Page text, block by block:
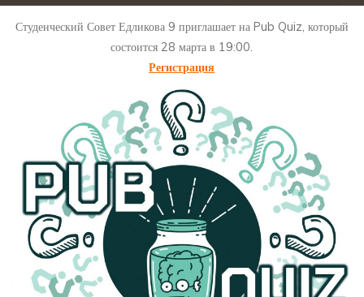
Студенческий Совет Едликова 9 приглашает на Pub Quiz, который
состоится 28 марта в 19:00.
Регистрация